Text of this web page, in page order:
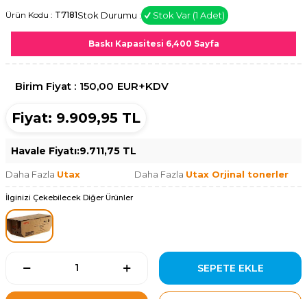
Ürün Kodu : T7181Stok Durumu : Stok Var (1 Adet)
Baskı Kapasitesi 6,400 Sayfa
Birim Fiyat : 150,00 EUR+KDV
Fiyat: 9.909,95 TL
Havale Fiyatı:9.711,75 TL
Daha Fazla Utax Daha Fazla Utax Orjinal tonerler
İlginizi Çekebilecek Diğer Ürünler
SEPETE EKLE